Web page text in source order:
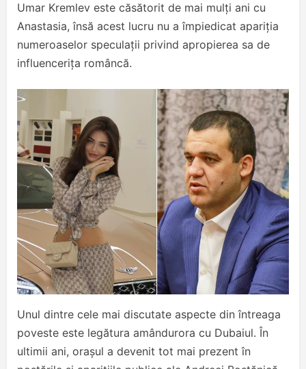
Umar Kremlev este căsătorit de mai mulți ani cu
Anastasia, însă acest lucru nu a împiedicat apariția
numeroaselor speculații privind apropierea sa de
influencerița româncă.
Unul dintre cele mai discutate aspecte din întreaga
poveste este legătura amândurora cu Dubaiul. În
ultimii ani, orașul a devenit tot mai prezent în